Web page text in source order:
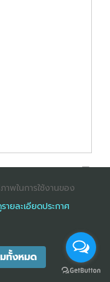
ป
TRAINING CO., LTDALL
0105529026680
าพในการใช้งานของ
ายละเอียดประกาศ
ทั้งหมด